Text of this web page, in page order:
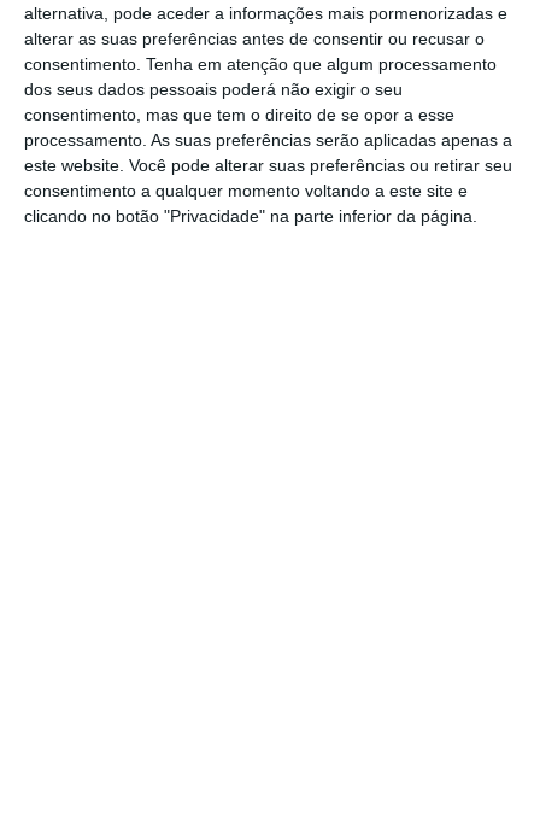
alternativa, pode aceder a informações mais pormenorizadas e
alterar as suas preferências antes de consentir ou recusar o
consentimento. Tenha em atenção que algum processamento
dos seus dados pessoais poderá não exigir o seu
consentimento, mas que tem o direito de se opor a esse
processamento. As suas preferências serão aplicadas apenas a
este website. Você pode alterar suas preferências ou retirar seu
consentimento a qualquer momento voltando a este site e
clicando no botão "Privacidade" na parte inferior da página.
tornou-se um país atrativo. O sonho português
era uma realidade.
No século XXI, a economia entrou numa longa
estagnação e Portugal afastou-se dos países mais
ricos da UE. O rendimento disponível médio das
famílias ainda é inferior ao de 2007 e a diminuição